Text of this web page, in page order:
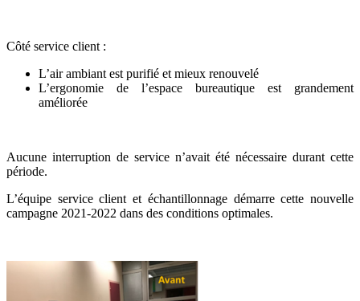
Côté service client :
L’air ambiant est purifié et mieux renouvelé
L’ergonomie de l’espace bureautique est grandement
améliorée
Aucune interruption de service n’avait été nécessaire durant cette
période.
L’équipe service client et échantillonnage démarre cette nouvelle
campagne 2021-2022 dans des conditions optimales.